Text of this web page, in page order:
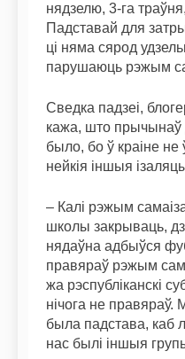
нядзелю, 3-га
Падставай для
ці няма сярод
парушаюць рэжым
Сведка падзеі,
кажа, што
было, бо ў краіне не
нейкія іншыя
– Калі рэжым
школы закрываць,
нядаўна адбыўся
правяраў рэжым
жа рэспубліканскі
нічога не правяраў.
была падстава, каб
нас былі іншыя